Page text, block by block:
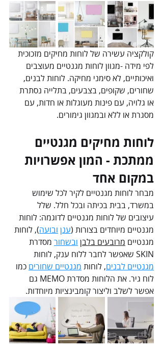
קולקציה עשירה של לוחות מחיקים מזכוכית
לפי מידה -מגוון לוחות מגנטיים מעוצבים
ואיכותיים, לא סימני מחיקה. לוחות לבנים,
שחורים, שקופים, בצבעים, בתלייה נסתרת
או גלויה, עם פינות מעוגלות או חדות, עם
מסגרת או ללא ובמגוון גימורים.
לוחות מחיקים מגנטיים
ממתכת - המון אפשרויות
במקום אחד
מבחר לוחות מגנטיים לקיר לכל שימוש
במשרד, בבית בכיתה ובכל חלל. שלל
עיצובים של לוחות מגנטיים לדוגמה: לוחות
מגנטיים מיוחדים בצורות (ענן ובועה), לוחות
מגנטיים מרובעים בלבן ובשחור מסדרת
SKIN שאפשר לחבר ללוח ענק, לוחות
מגנטיים לבנים, לוחות מגנטיים שחורים כמו
לוח גיר. את הלוחות מסדרת MEMO גם
אפשר לשלב וליצור קומבינציות מיוחדות.